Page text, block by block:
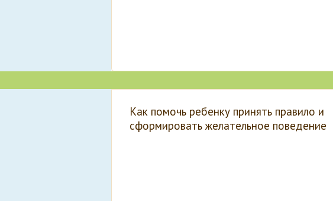
Как помочь ребенку принять правило и
сформировать желательное поведение